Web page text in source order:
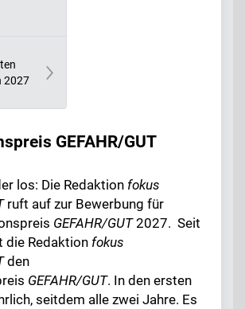
2027
GEFAHR/GUT
los: Die Redaktion fokus
ruft auf zur Bewerbung für
GEFAHR/GUT2027. Seit
die Redaktion fokus
den
GEFAHR/GUT. In den ersten
seitdem alle zwei Jahre. Es